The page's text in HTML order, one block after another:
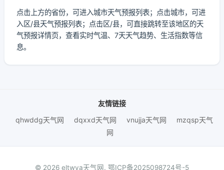
点击上方的省份，可进入城市天气预报列表；点击城市，可进
入区/县天气预报列表；点击区/县，可直接跳转至该地区的天
气预报详情页，查看实时气温、7天天气趋势、生活指数等信
息。
友情链接
qhwddg天气网
dqxxd天气网 vnujja天气网
mzqsp天气
网
© 2026 eltwya天气网. 鄂ICP备2025098724号-5